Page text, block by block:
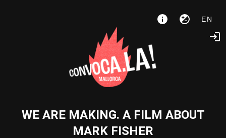
EN
WE ARE MAKING. A FILM ABOUT
MARK FISHER